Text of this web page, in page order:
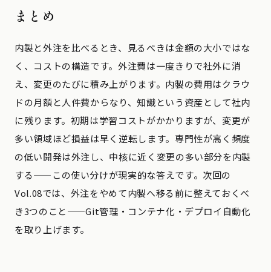
まとめ
内製と外注を比べるとき、見るべきは金額の大小ではな
く、コストの構造です。外注費は一度きりで社外に消
え、変更のたびに積み上がります。内製の費用はクラウ
ドの月額と人件費からなり、知識という資産として社内
に残ります。初期は学習コストがかかりますが、変更が
多い領域ほど損益は早く逆転します。専門性が高く頻度
の低い開発は外注し、中核に近く変更の多い部分を内製
する——この使い分けが現実的な答えです。次回の
Vol.08では、外注をやめて内製へ移る前に整えておくべ
き3つのこと——Git管理・コンテナ化・デプロイ自動化
を取り上げます。